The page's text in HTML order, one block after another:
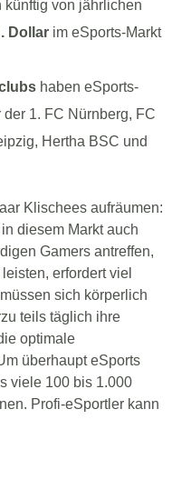
künftig von jährlichen
Dollar im eSports-Markt
haben eSports-
1. FC Nürnberg, FC
Hertha BSC und
Klischees aufräumen:
diesem Markt auch
Gamers antreffen,
erfordert viel
sich körperlich
teils täglich ihre
optimale
überhaupt eSports
viele 100 bis 1.000
Profi-eSportler kann